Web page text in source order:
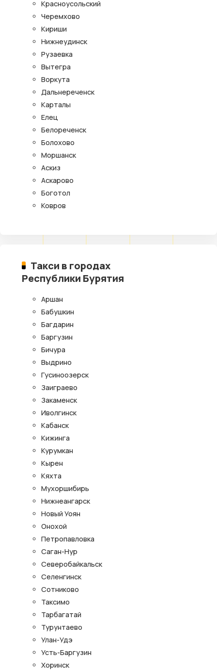
Красноусольский
Черемхово
Кириши
Нижнеудинск
Рузаевка
Вытегра
Воркута
Дальнереченск
Карталы
Елец
Белореченск
Болохово
Моршанск
Аскиз
Аскарово
Боготол
Ковров
Такси в городах
Республики Бурятия
Аршан
Бабушкин
Багдарин
Баргузин
Бичура
Выдрино
Гусиноозерск
Заиграево
Закаменск
Иволгинск
Кабанск
Кижинга
Курумкан
Кырен
Кяхта
Мухоршибирь
Нижнеангарск
Новый Уоян
Онохой
Петропавловка
Саган-Нур
Северобайкальск
Селенгинск
Сотниково
Таксимо
Тарбагатай
Турунтаево
Улан-Удэ
Усть-Баргузин
Хоринск